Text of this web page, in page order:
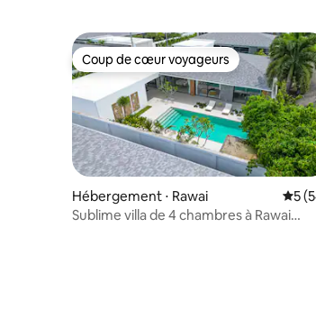
Coup de cœur voyageurs
Coup de cœur voyageurs
Hébergement ⋅ Rawai
5
Sublime villa de 4 chambres à Rawai